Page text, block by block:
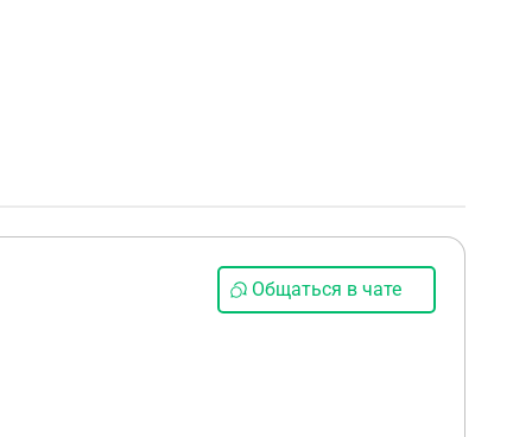
давать видеть ребёнка 2 раза в неделю на пару
Общаться в чате